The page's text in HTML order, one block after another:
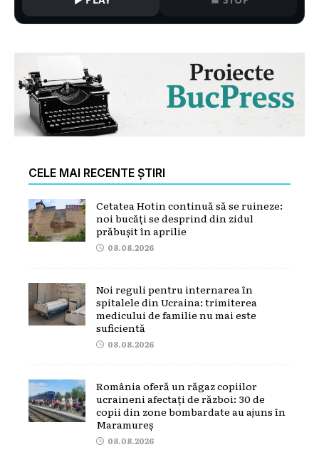
CELE MAI RECENTE ȘTIRI
Cetatea Hotin continuă să se ruineze:
noi bucăți se desprind din zidul
prăbușit în aprilie
08.08.2026
Noi reguli pentru internarea în
spitalele din Ucraina: trimiterea
medicului de familie nu mai este
suficientă
08.08.2026
România oferă un răgaz copiilor
ucraineni afectați de război: 30 de
copii din zone bombardate au ajuns în
Maramureș
08.08.2026